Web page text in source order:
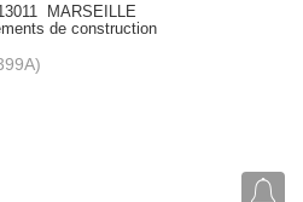
MARSEILLE
de construction